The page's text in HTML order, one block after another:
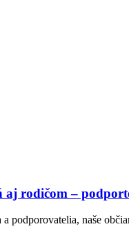
rodičom –
podporovatelia, naše